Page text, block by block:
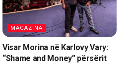
MAGAZINA
Visar Morina në Karlovy Vary:
“Shame and Money” përsërit